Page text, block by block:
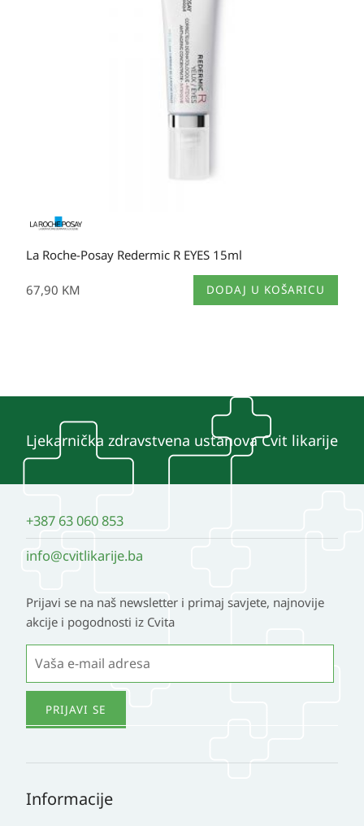
La Roche-Posay Redermic R EYES 15ml
67,90 KM DODAJ U KOŠARICU
Ljekarnička zdravstvena ustanova Cvit likarije
+387 63 060 853
info@cvitlikarije.ba
Prijavi se na naš newsletter i primaj savjete, najnovije
akcije i pogodnosti iz Cvita
Informacije